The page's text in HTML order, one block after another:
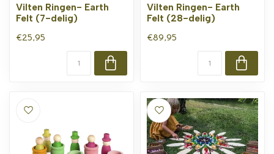
Vilten Ringen- Earth
Felt (7-delig)
€25,95
Vilten Ringen- Earth
Felt (28-delig)
€89,95